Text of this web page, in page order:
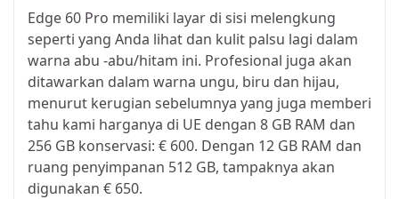
Edge 60 Pro memiliki layar di sisi melengkung
seperti yang Anda lihat dan kulit palsu lagi dalam
warna abu -abu/hitam ini. Profesional juga akan
ditawarkan dalam warna ungu, biru dan hijau,
menurut kerugian sebelumnya yang juga memberi
tahu kami harganya di UE dengan 8 GB RAM dan
256 GB konservasi: € 600. Dengan 12 GB RAM dan
ruang penyimpanan 512 GB, tampaknya akan
digunakan € 650.